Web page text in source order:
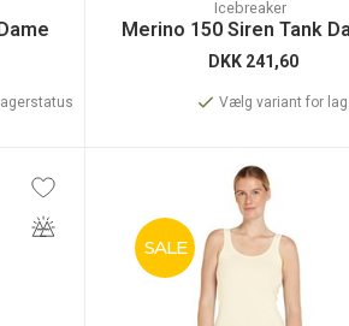
Icebreaker
Merino 150 Siren Tank
DKK241,60
Vælg variant for
SALE